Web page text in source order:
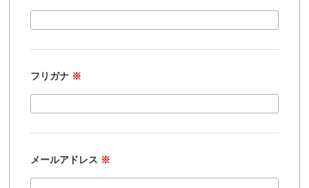
フリガナ ※
メールアドレス ※